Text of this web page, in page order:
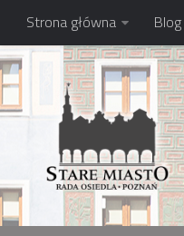
Strona główna Blog